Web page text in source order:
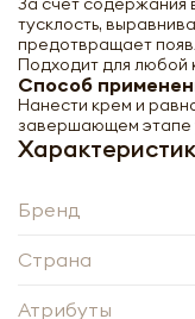
тусклость,
предотвращает
Подходит для любой
Способ
Нанести крем и
завершающем этапе
Бренд
Страна
Атрибуты